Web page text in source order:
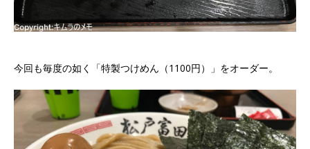
今回も毎度の如く「特製つけめん（1100円）」をオーダー。